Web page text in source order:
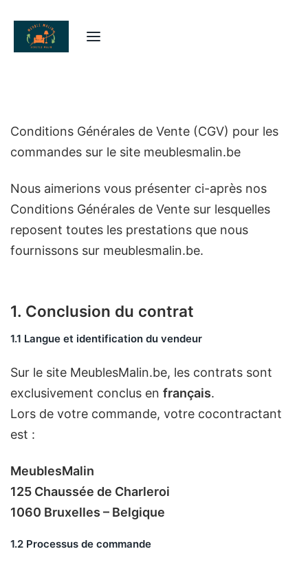
Conditions Générales de Vente (CGV) pour les
commandes sur le site meublesmalin.be
Nous aimerions vous présenter ci-après nos
Conditions Générales de Vente sur lesquelles
reposent toutes les prestations que nous
fournissons sur meublesmalin.be.
1. Conclusion du contrat
1.1 Langue et identification du vendeur
Sur le site MeublesMalin.be, les contrats sont
exclusivement conclus en français.
Lors de votre commande, votre cocontractant
est :
MeublesMalin
125 Chaussée de Charleroi
1060 Bruxelles – Belgique
1.2 Processus de commande